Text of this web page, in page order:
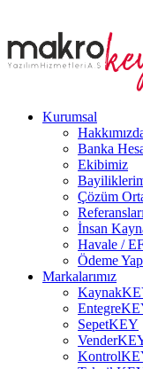
Kurumsal
Banka
Ekibimiz
Çözüm
İnsan
Havale /
Ödeme Yap
Markalarımız
SepetKEY